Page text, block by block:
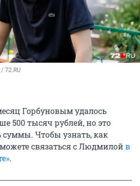
72.RU
Горбуновым удалось
500 тысяч рублей, но это
Чтобы узнать, как
связаться с Людмилойв
.